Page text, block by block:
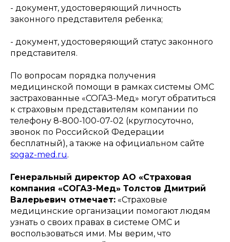
- документ, удостоверяющий личность
законного представителя ребенка;
- документ, удостоверяющий статус законного
представителя.
По вопросам порядка получения
медицинской помощи в рамках системы ОМС
застрахованные «СОГАЗ-Мед» могут обратиться
к страховым представителям компании по
телефону 8-800-100-07-02 (круглосуточно,
звонок по Российской Федерации
бесплатный), а также на официальном сайте
sogaz-med.ru.
Генеральный директор АО «Страховая
компания «СОГАЗ-Мед» Толстов Дмитрий
Валерьевич отмечает: «Страховые
медицинские организации помогают людям
узнать о своих правах в системе ОМС и
воспользоваться ими. Мы верим, что